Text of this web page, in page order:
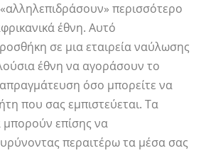
περισσότερο
έθνη. Αυτό
σε μια εταιρεία ναύλωσης
έθνη να αγοράσουν το
όσο μπορείτε να
που σας εμπιστεύεται. Τα
μπορούν επίσης να
περαιτέρω τα μέσα σας